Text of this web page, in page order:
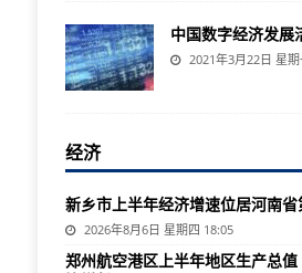
中国数字经济发展
2021年3月22日 星
经济
新乡市上半年经济增速位居河南省
2026年8月6日 星期四 18:05
郑州航空港区上半年地区生产总值